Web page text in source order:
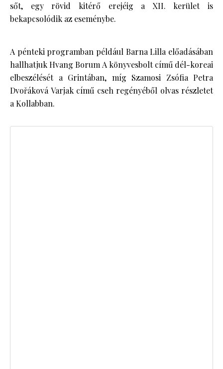
sőt, egy rövid kitérő erejéig a XII. kerület is
bekapcsolódik az eseménybe.
A pénteki programban például Barna Lilla előadásában
hallhatjuk Hvang Borum A könyvesbolt című dél-koreai
elbeszélését a Grintában, míg Szamosi Zsófia Petra
Dvořáková Varjak című cseh regényéből olvas részletet
a Kollabban.